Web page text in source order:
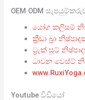
OEM ODM
යෝග කලිසම්
ක්‍රීඩා බ්‍රා
ට්‍රැක් සූට්
ධාවන වෙස්ට්
Youtube වීඩියෝ